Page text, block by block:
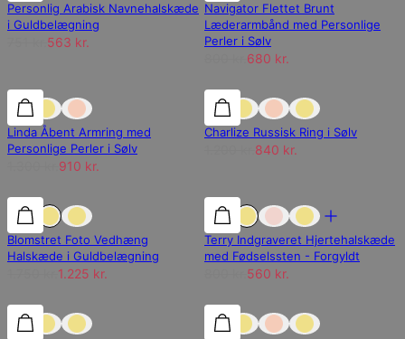
Personlig Arabisk Navnehalskæde
i Guldbelægning
563 kr.
Navigator Flettet Brunt
Læderarmbånd med Personlige
Perler i Sølv
680 kr.
30% rabat 30% rabat
Linda Åbent Armring med
Personlige Perler i Sølv
910 kr.
30% rabat
Charlize Russisk Ring i Sølv
840 kr.
30% rabat 30% rabat
Blomstret Foto Vedhæng
Halskæde i Guldbelægning
1.225 kr.
30% rabat
Terry Indgraveret Hjertehalskæde
med Fødselssten - Forgyldt
560 kr.
30% rabat 30% rabat
30% rabat